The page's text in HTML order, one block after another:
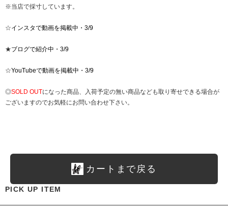
※当店で採寸しています。
☆インスタで動画を掲載中・3/9
★ブログで紹介中・3/9
☆YouTubeで動画を掲載中・3/9
◎SOLD OUTになった商品、入荷予定の無い商品なども取り寄せできる場合が
ございますのでお気軽にお問い合わせ下さい。
カートまで戻る
PICK UP ITEM